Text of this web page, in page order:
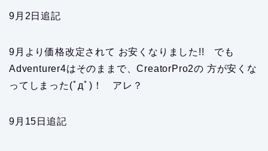
9月2日追記
9月より価格改定されて お安くなりました!! でも
Adventurer4はそのままで、CreatorPro2の 方が安くな
ってしまった(ﾟдﾟ)！ アレ？
9月15日追記